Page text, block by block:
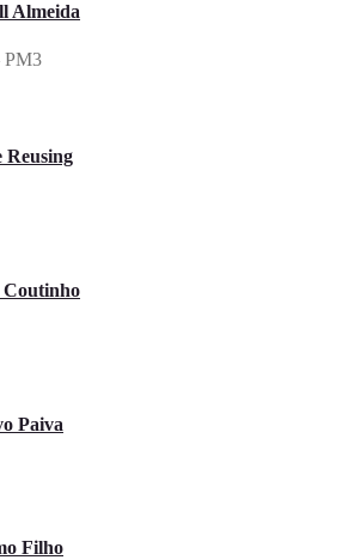
Almeida
PM3
Reusing
Paiva
Filho